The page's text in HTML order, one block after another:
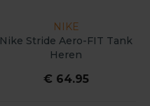
NIKE
Nike Stride Aero-FIT Tank
Heren
€ 64.95